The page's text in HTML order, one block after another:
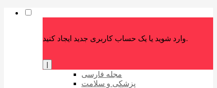
وارد شوید یا یک حساب کاربری جدید ایجاد کنید.
مجله فارسی
پزشکی و سلامت